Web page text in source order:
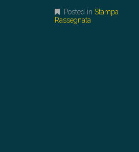
N
T
E
Posted in Stampa
Rassegnata